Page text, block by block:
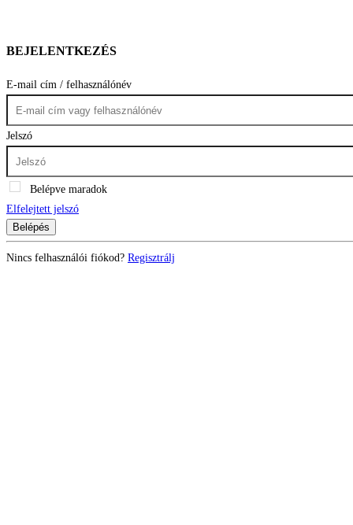
BEJELENTKEZÉS
E-mail cím / felhasználónév
Jelszó
Belépve maradok
Elfelejtett jelszó
Belépés
Nincs felhasználói fiókod? Regisztrálj